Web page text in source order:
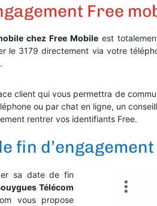
Free
chez Free Mobile est
le 3179 directement via votre
client qui vous permettra de
ou par chat en ligne, un
rentrer vos identifiants Free.
fin
sa date de fin
Télécom
vous propose